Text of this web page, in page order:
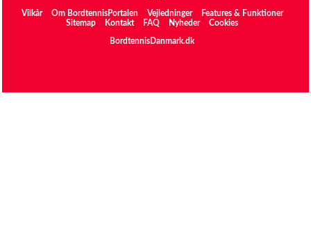
Vilkår Om BordtennisPortalen Vejledninger
Features & Funktioner
Sitemap
Kontakt FAQ Nyheder Cookies
BordtennisDanmark.dk